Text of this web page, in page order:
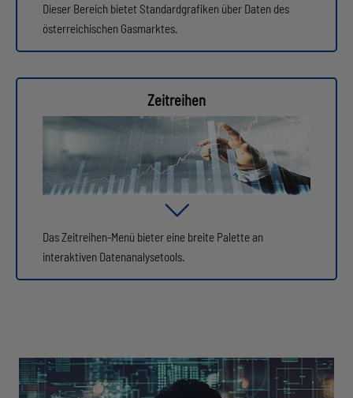
Dieser Bereich bietet Standardgrafiken über Daten des
österreichischen Gasmarktes.
Zeitreihen
Das Zeitreihen-Menü bieter eine breite Palette an
interaktiven Datenanalysetools.